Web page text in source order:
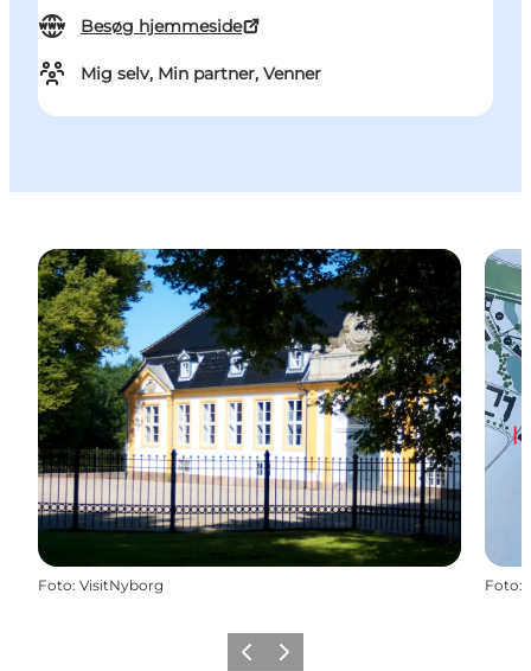
Besøg hjemmeside
Mig selv, Min partner, Venner
Foto: VisitNyborg Foto:
ForrigeNæste